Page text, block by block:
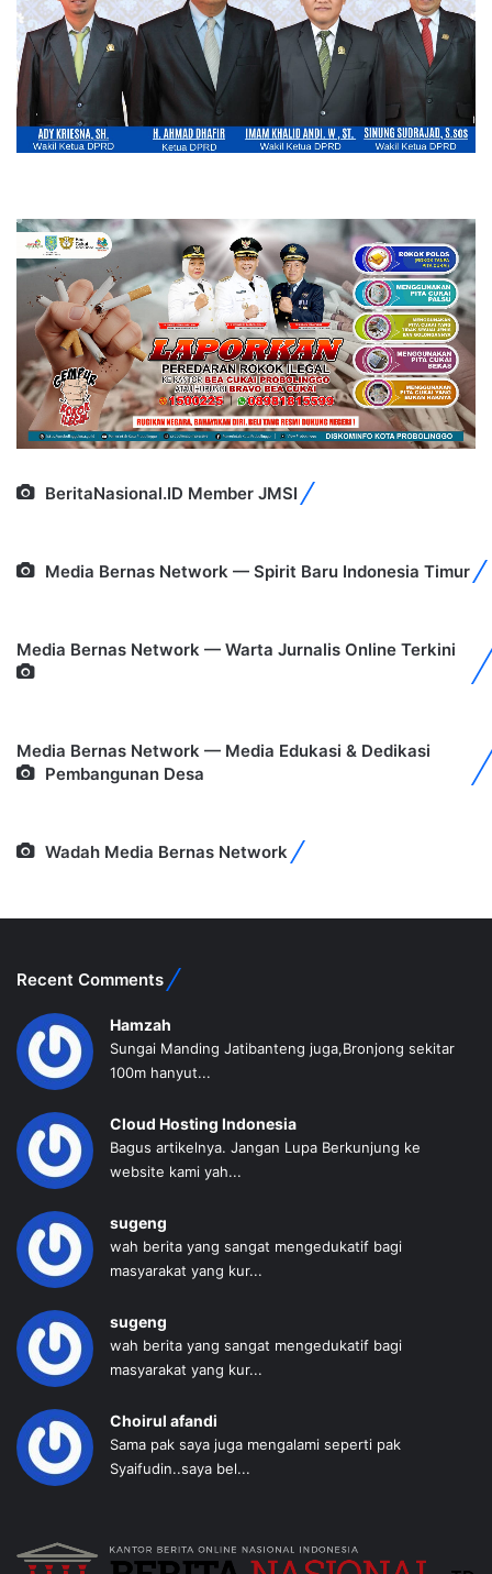
BeritaNasional.ID Member JMSI
Media Bernas Network — Spirit Baru Indonesia Timur
Media Bernas Network — Warta Jurnalis Online Terkini
Media Bernas Network — Media Edukasi & Dedikasi
Pembangunan Desa
Wadah Media Bernas Network
Recent Comments
Hamzah
Sungai Manding Jatibanteng juga,Bronjong sekitar
100m hanyut...
Cloud Hosting Indonesia
Bagus artikelnya. Jangan Lupa Berkunjung ke
website kami yah...
sugeng
wah berita yang sangat mengedukatif bagi
masyarakat yang kur...
sugeng
wah berita yang sangat mengedukatif bagi
masyarakat yang kur...
Choirul afandi
Sama pak saya juga mengalami seperti pak
Syaifudin..saya bel...